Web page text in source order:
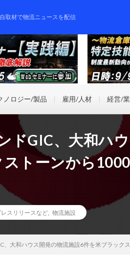
取材で物流ニュースを配信
ノロジー/製品 雇用/人材 経営/
ドGIC、大和ハ
トーンから
レスリリースなど 物流施設
、大和ハウス開発の物流施設6件を米ブラッ